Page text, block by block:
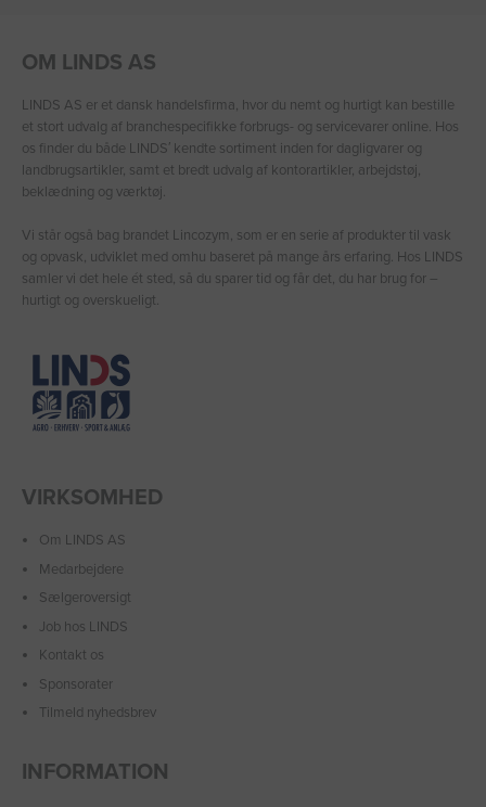
OM LINDS AS
LINDS AS er et dansk handelsfirma, hvor du nemt og hurtigt kan bestille
et stort udvalg af branchespecifikke forbrugs- og servicevarer online. Hos
os finder du både LINDS′ kendte sortiment inden for dagligvarer og
landbrugsartikler, samt et bredt udvalg af kontorartikler, arbejdstøj,
beklædning og værktøj.
Vi står også bag brandet Lincozym, som er en serie af produkter til vask
og opvask, udviklet med omhu baseret på mange års erfaring. Hos LINDS
samler vi det hele ét sted, så du sparer tid og får det, du har brug for –
hurtigt og overskueligt.
VIRKSOMHED
Om LINDS AS
Medarbejdere
Sælgeroversigt
Job hos LINDS
Kontakt os
Sponsorater
Tilmeld nyhedsbrev
INFORMATION